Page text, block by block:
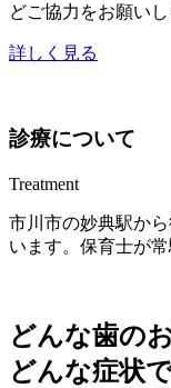
どご協力をお願いし
詳しく見る
診療について
Treatment
市川市の妙典駅か
います。保育士が
どんな歯の
どんな症状で